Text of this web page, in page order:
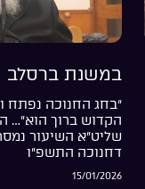
במשנת ברסלב
“בחג החנוכה נפתח
הקדוש ברוך הוא”…
שליט”א השיעור
דחנוכה התשפ”ו
15/01/2026